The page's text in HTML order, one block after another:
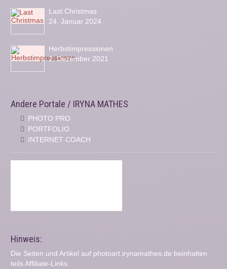
Last Christmas
24. Januar 2024
Herbstimpressionen
2. Dezember 2021
Andere Portale / IRYNA MATHES
PHOTO PRO
PORTFOLIO
INTERNET COACH
Hinweis:
Die Seiten und Artikel auf photoart.irynamathes.de beinhalten
teils Affiliate-Links.